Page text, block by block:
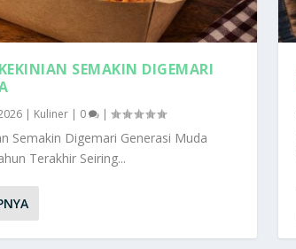
SEMAKIN DIGEMARI
| Kuliner | 0 |
Semakin Digemari Generasi Muda
Terakhir Seiring...